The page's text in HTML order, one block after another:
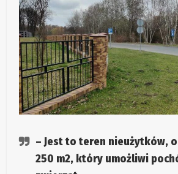
– Jest to teren nieużytków,
250 m2, który umożliwi